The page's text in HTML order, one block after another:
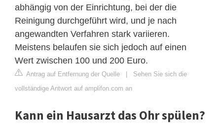
abhängig von der Einrichtung, bei der die
Reinigung durchgeführt wird, und je nach
angewandten Verfahren stark variieren.
Meistens belaufen sie sich jedoch auf einen
Wert zwischen 100 und 200 Euro.
Antrag auf Entfernung der Quelle
Sehen Sie sich die
vollständige Antwort auf amplifon.com an
Kann ein Hausarzt das Ohr spülen?